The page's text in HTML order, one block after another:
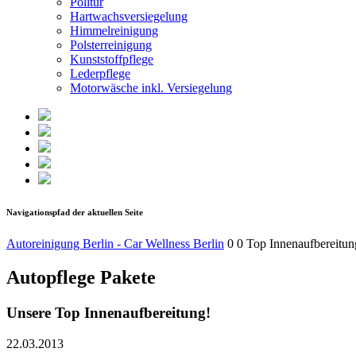
Hartwachsversiegelung
Himmelreinigung
Polsterreinigung
Kunststoffpflege
Lederpflege
Motorwäsche inkl. Versiegelung
Navigationspfad der aktuellen Seite
Autoreinigung Berlin - Car Wellness Berlin 0 0 Top
Autopflege Pakete
Unsere Top Innenaufbereitung!
22.03.2013